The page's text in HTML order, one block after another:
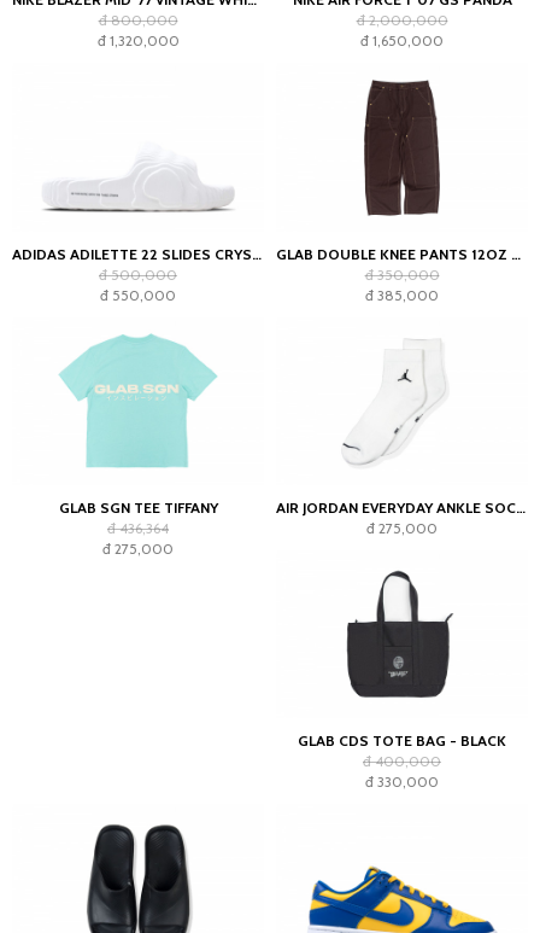
đ 800,000
đ 1,320,000
đ 2,000,000
đ 1,650,000
ADIDAS ADILETTE 22 SLIDES CRYSTAL WHITE
đ 500,000
đ 550,000
GLAB DOUBLE KNEE PANTS 12OZ CHOCOLATE
đ 350,000
đ 385,000
GLAB SGN TEE TIFFANY
đ 436,364
đ 275,000
AIR JORDAN EVERYDAY ANKLE SOCKS WHITE (2023)
đ 275,000
GLAB CDS TOTE BAG - BLACK
đ 400,000
đ 330,000